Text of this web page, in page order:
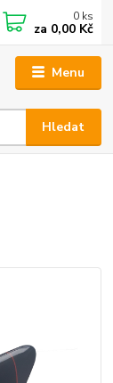
Menu
Hledat
0 ks
za 0,00 Kč